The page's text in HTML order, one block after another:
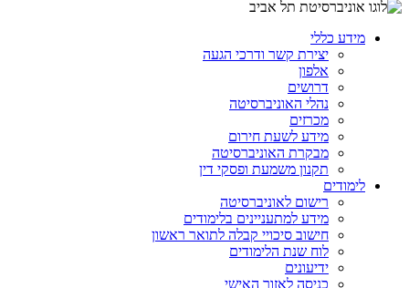
מידע כללי
יצירת קשר ודרכי הגעה
אלפון
דרושים
נהלי האוניברסיטה
מכרזים
מידע לשעת חירום
מבקרת האוניברסיטה
תקנון משמעת ופסקי דין
לימודים
רישום לאוניברסיטה
מידע למתעניינים בלימודים
חישוב סיכויי קבלה לתואר ראשון
לוח שנת הלימודים
ידיעונים
כניסה לאזור האישי